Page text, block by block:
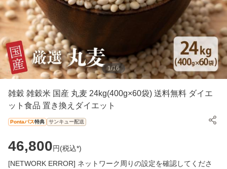
1/16
雑穀 雑穀米 国産 丸麦 24kg(400g×60袋) 送料無料 ダイエ
ット食品 置き換えダイエット
Pontaパス特典 サンキュー配送
46,800円(税込*)
[NETWORK ERROR] ネットワーク周りの設定を確認してくださ